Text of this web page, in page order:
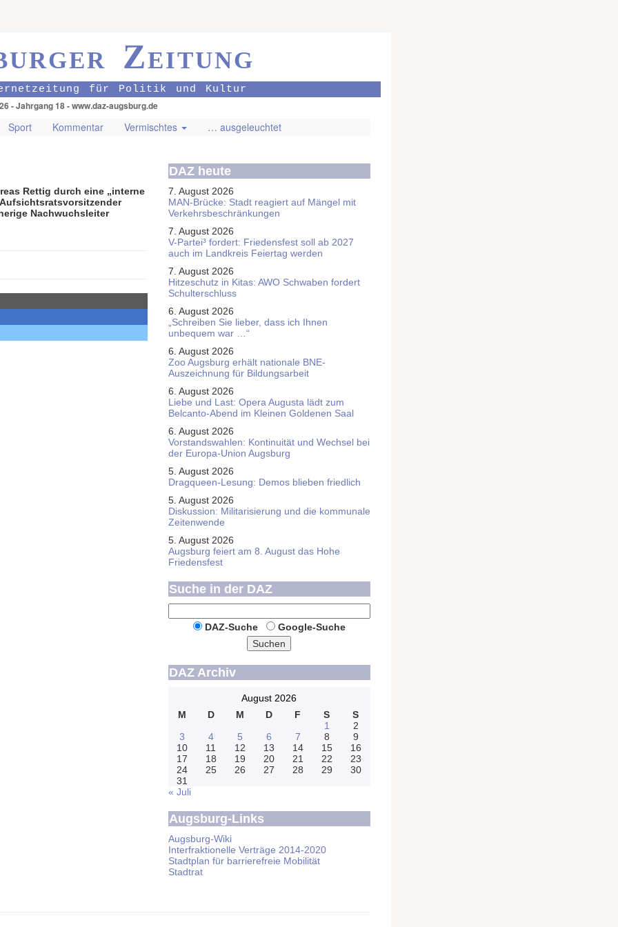
Zeitung
für Politik und Kultur
- Jahrgang 18 - www.daz-augsburg.de
Sport Kommentar Vermischtes … ausgeleuchtet
Rettig durch eine „interne
Nachwuchsleiter
DAZ heute
7. August 2026
MAN-Brücke: Stadt reagiert auf Mängel mit
Verkehrsbeschränkungen
7. August 2026
V-Partei­³ fordert: Friedens­fest soll ab 2027
auch im Land­kreis Feier­tag werden
7. August 2026
Hitzeschutz in Kitas: AWO Schwaben fordert
Schulterschluss
6. August 2026
„Schreiben Sie lieber, dass ich Ihnen
unbequem war …“
6. August 2026
Zoo Augsburg erhält nationale BNE-
Auszeichnung für Bildungsarbeit
6. August 2026
Liebe und Last: Opera Augusta lädt zum
Belcanto-Abend im Kleinen Goldenen Saal
6. August 2026
Vorstandswahlen: Kontinuität und Wechsel bei
der Europa-Union Augsburg
5. August 2026
Dragqueen-Lesung: Demos blieben friedlich
5. August 2026
Diskussion: Mi­li­ta­ri­sie­rung und die kommunale
Zeitenwende
5. August 2026
Augsburg feiert am 8. August das Hohe
Friedensfest
Suche in der DAZ
DAZ-Suche
Google-Suche
Suchen
DAZ Archiv
August 2026
M
D M D F S
S
1
2
3
4 5 6 7 8
9
10
11 12 13 14 15
16
17
18 19 20 21 22
23
24
25 26 27 28 29
30
31
« Juli
Augsburg-Links
Augsburg-Wiki
Interfraktionelle Verträge 2014-2020
Stadtplan für barrierefreie Mobilität
Stadtrat